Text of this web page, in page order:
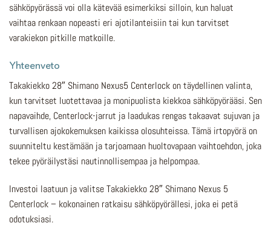
sähköpyörässä voi olla kätevää esimerkiksi silloin, kun haluat
vaihtaa renkaan nopeasti eri ajotilanteisiin tai kun tarvitset
varakiekon pitkille matkoille.
Yhteenveto
Takakiekko 28″ Shimano Nexus5 Centerlock on täydellinen valinta,
kun tarvitset luotettavaa ja monipuolista kiekkoa sähköpyörääsi. Sen
napavaihde, Centerlock-jarrut ja laadukas rengas takaavat sujuvan ja
turvallisen ajokokemuksen kaikissa olosuhteissa. Tämä irtopyörä on
suunniteltu kestämään ja tarjoamaan huoltovapaan vaihtoehdon, joka
tekee pyöräilystäsi nautinnollisempaa ja helpompaa.
Investoi laatuun ja valitse Takakiekko 28″ Shimano Nexus 5
Centerlock – kokonainen ratkaisu sähköpyörällesi, joka ei petä
odotuksiasi.